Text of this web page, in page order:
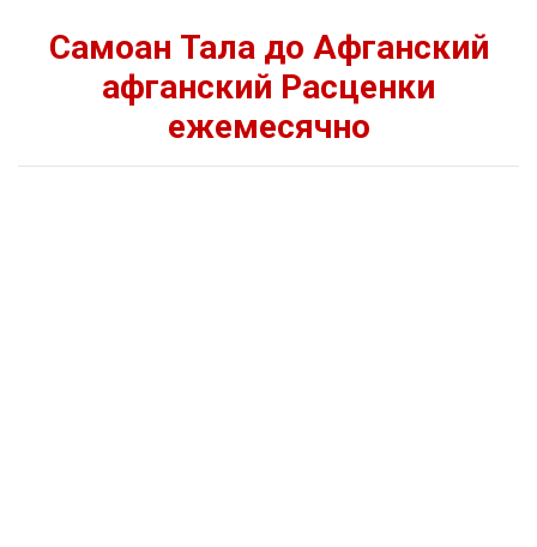
Самоан Тала до Афганский
афганский Расценки
ежемесячно